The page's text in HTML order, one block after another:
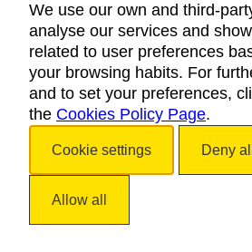
LEGAL NOTICE
PRIVACY POLICY
COOKIES POLICY
ACCESSIBILITY
We use our own and third-
analyse our services and
related to user preferences
your browsing habits. For
and to set your preferences,
the Cookies Policy Page.
Cookie settings Deny all
Allow all